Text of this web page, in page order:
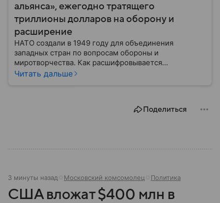
альянса», ежегодно тратящего
триллионы долларов на оборону и
расширение
НАТО создали в 1949 году для объединения
западных стран по вопросам обороны и
миротворчества. Как расшифровывается
аббревиатура, для чего задумывали группировку и к
Читать дальше
Поделиться
3 минуты назад Московский комсомолец Политика
США вложат $400 млн в